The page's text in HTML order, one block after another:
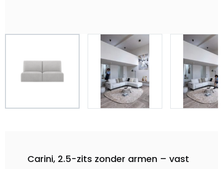
Carini, 2.5-zits zonder armen – vast